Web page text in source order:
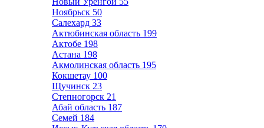
Ноябрьск 50
Салехард 33
Актюбинская область 199
Актобе 198
Астана 198
Акмолинская область 195
Кокшетау 100
Щучинск 23
Степногорск 21
Абай область 187
Семей 184